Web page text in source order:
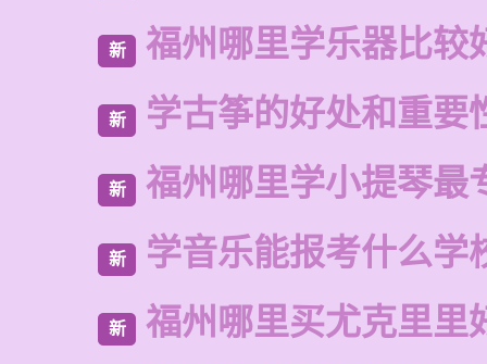
新 福州哪里学乐器比较
新 学古筝的好处和重要
新 福州哪里学小提琴最
新 学音乐能报考什么学
新 福州哪里买尤克里里